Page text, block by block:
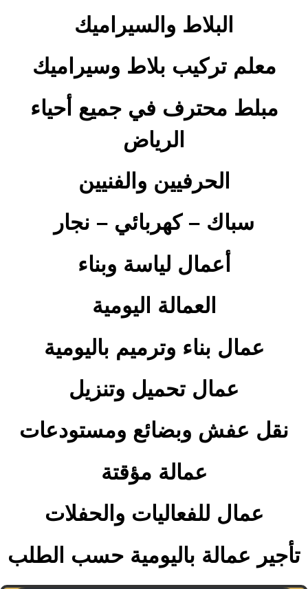
البلاط والسيراميك
معلم تركيب بلاط وسيراميك
مبلط محترف في جميع أحياء
الرياض
الحرفيين والفنيين
سباك – كهربائي – نجار
أعمال لياسة وبناء
العمالة اليومية
عمال بناء وترميم باليومية
عمال تحميل وتنزيل
نقل عفش وبضائع ومستودعات
عمالة مؤقتة
عمال للفعاليات والحفلات
تأجير عمالة باليومية حسب الطلب